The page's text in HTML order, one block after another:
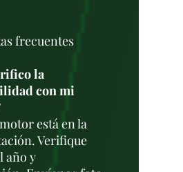
frecuentes
la
con mi
está en la
Verifique
año y